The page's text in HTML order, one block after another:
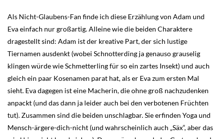
Als Nicht-Glaubens-Fan finde ich diese Erzählung von Adam und
Eva einfach nur großartig. Alleine wie die beiden Charaktere
dragestellt sind: Adam ist der kreative Part, der sich lustige
Tiernamen ausdenkt (wobei Schnotterding ja genauso grauselig
klingen würde wie Schmetterling für so ein zartes Insekt) und auch
gleich ein paar Kosenamen parat hat, als er Eva zum ersten Mal
sieht. Eva dagegen ist eine Macherin, die ohne groß nachzudenken
anpackt (und das dann ja leider auch bei den verbotenen Früchten
tut). Zusammen sind die beiden unschlagbar. Sie erfinden Yoga und
Mensch-ärgere-dich-nicht (und wahrscheinlich auch „Säx“, aber das